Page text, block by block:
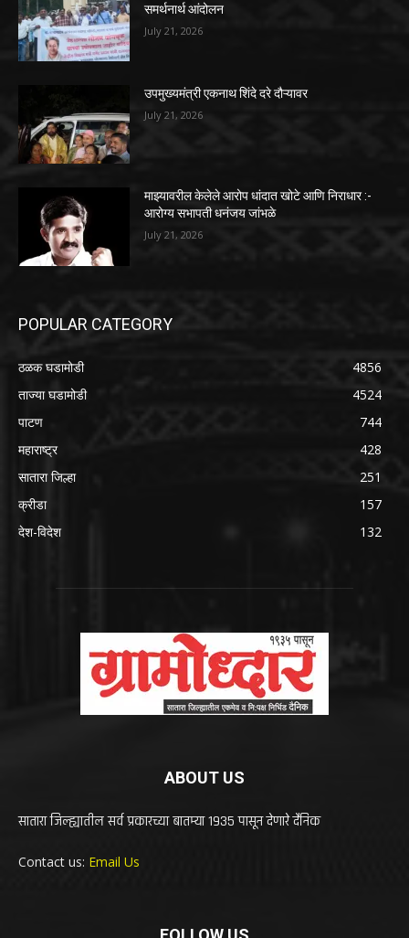
समर्थनार्थ आंदोलन
July 21, 2026
उपमुख्यमंत्री एकनाथ शिंदे दरे दौऱ्यावर
July 21, 2026
माझ्यावरील केलेले आरोप धांदात खोटे आणि निराधार :-
आरोग्य सभापती धनंजय जांभळे
July 21, 2026
POPULAR CATEGORY
ठळक घडामोडी
4856
ताज्या घडामोडी
4524
पाटण
744
महाराष्ट्र
428
सातारा जिल्हा
251
क्रीडा
157
देश-विदेश
132
ABOUT US
सातारा जिल्ह्यातील सर्व प्रकारच्या बातम्या 1935 पासून देणारे दैनिक
Contact us: Email Us